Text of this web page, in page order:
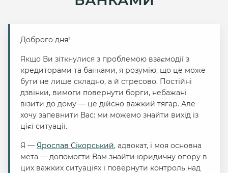
Доброго дня!
Якщо Ви зіткнулися з проблемою взаємодії з
кредиторами та банками, я розумію, що це може
бути не лише складно, а й стресово. Постійні
дзвінки, вимоги повернути борги, небажані
візити до дому — це дійсно важкий тягар. Але
хочу запевнити Вас: ми можемо знайти вихід із
цієї ситуації.
Я — Ярослав Сікорський, адвокат, і моя основна
мета — допомогти Вам знайти юридичну опору в
цих важких ситуаціях і повернути контроль над